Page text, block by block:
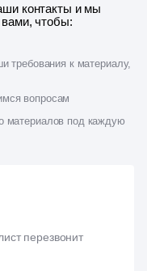
контакты и мы
чтобы:
требования к материалу,
вопросам
материалов под каждую
перезвонит